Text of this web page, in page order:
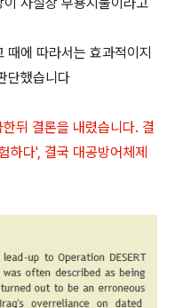
에 따라서는 효과적이지
단했습니다
뒤 결론을 내렸습니다. 결
하다', 결국 대공방어체제